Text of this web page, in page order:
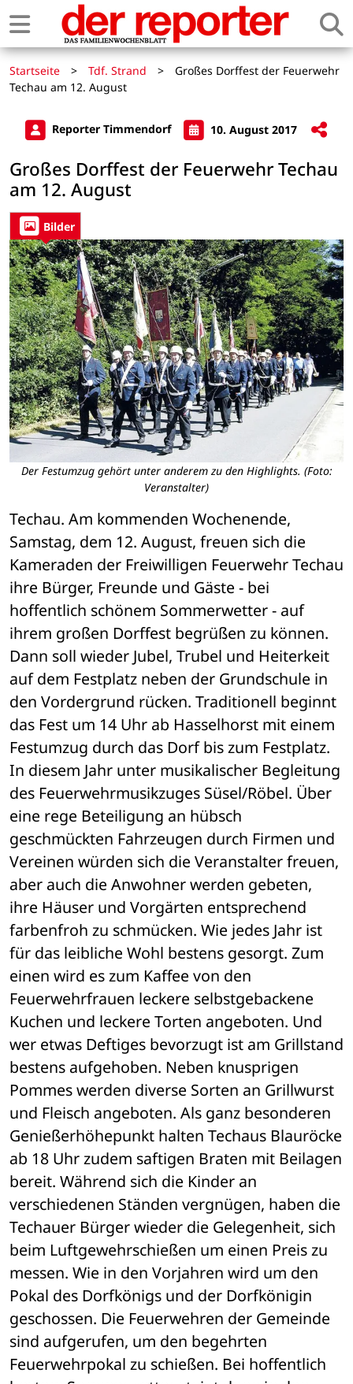
Startseite > Tdf. Strand >
Großes Dorffest der Feuerwehr
Techau am 12. August
Reporter Timmendorf 10. August 2017
Großes Dorffest der Feuerwehr Techau
am 12. August
Bilder
Der Festumzug gehört unter anderem zu den Highlights. (Foto:
Veranstalter)
Techau. Am kommenden Wochenende,
Samstag, dem 12. August, freuen sich die
Kameraden der Freiwilligen Feuerwehr Techau
ihre Bürger, Freunde und Gäste - bei
hoffentlich schönem Sommerwetter - auf
ihrem großen Dorffest begrüßen zu können.
Dann soll wieder Jubel, Trubel und Heiterkeit
auf dem Festplatz neben der Grundschule in
den Vordergrund rücken. Traditionell beginnt
das Fest um 14 Uhr ab Hasselhorst mit einem
Festumzug durch das Dorf bis zum Festplatz.
In diesem Jahr unter musikalischer Begleitung
des Feuerwehrmusikzuges Süsel/Röbel. Über
eine rege Beteiligung an hübsch
geschmückten Fahrzeugen durch Firmen und
Vereinen würden sich die Veranstalter freuen,
aber auch die Anwohner werden gebeten,
ihre Häuser und Vorgärten entsprechend
farbenfroh zu schmücken. Wie jedes Jahr ist
für das leibliche Wohl bestens gesorgt. Zum
einen wird es zum Kaffee von den
Feuerwehrfrauen leckere selbstgebackene
Kuchen und leckere Torten angeboten. Und
wer etwas Deftiges bevorzugt ist am Grillstand
bestens aufgehoben. Neben knusprigen
Pommes werden diverse Sorten an Grillwurst
und Fleisch angeboten. Als ganz besonderen
Genießerhöhepunkt halten Techaus Blauröcke
ab 18 Uhr zudem saftigen Braten mit Beilagen
bereit. Während sich die Kinder an
verschiedenen Ständen vergnügen, haben die
Techauer Bürger wieder die Gelegenheit, sich
beim Luftgewehrschießen um einen Preis zu
messen. Wie in den Vorjahren wird um den
Pokal des Dorfkönigs und der Dorfkönigin
geschossen. Die Feuerwehren der Gemeinde
sind aufgerufen, um den begehrten
Feuerwehrpokal zu schießen. Bei hoffentlich